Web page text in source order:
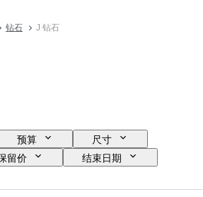
钻石 J 钻石
预算
尺寸
留价
结束日期